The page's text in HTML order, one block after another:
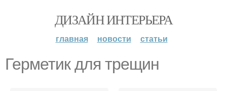
ДИЗАЙН ИНТЕРЬЕРА
главная новости статьи
Герметик для трещин